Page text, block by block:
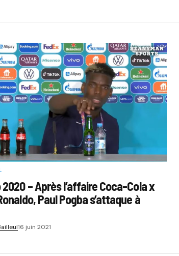
2020 – Après l’affaire Coca-Cola x
Paul Pogba s’attaque à
16 juin 2021